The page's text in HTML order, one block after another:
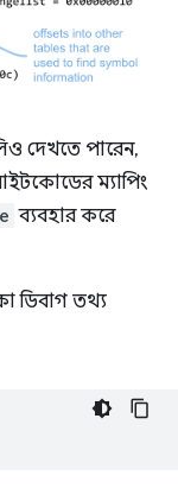
দেখতে পারেন,
ম্যাপিং
ব্যবহার করে
ডিবাগ তথ্য